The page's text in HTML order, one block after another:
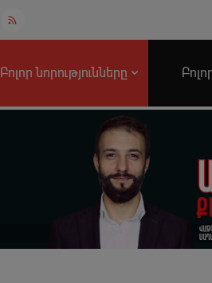
Բոլոր նորությունները